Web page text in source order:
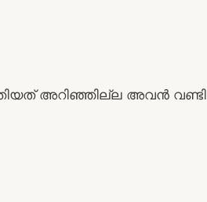
അറിഞ്ഞില്ല അവൻ വണ്ടി